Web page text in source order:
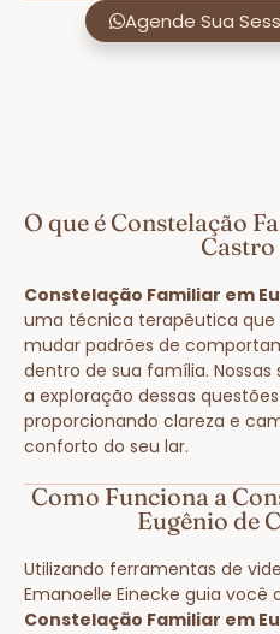
Agende Sua
O que é Constelação
Castro
Constelação Familiar em
uma técnica terapêutica que
mudar padrões de
dentro de sua família.
a exploração dessas
proporcionando clareza e
conforto do seu lar.
Como Funciona a
Eugênio de
Utilizando ferramentas de
Emanoelle Einecke guia você
Constelação Familiar em